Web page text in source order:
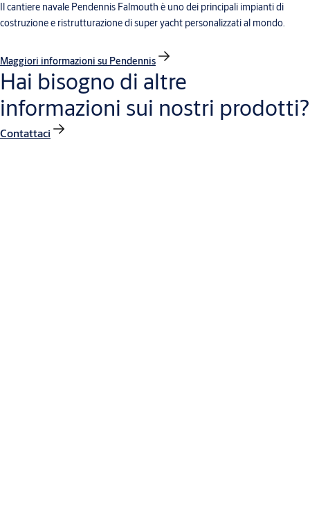
Il cantiere navale Pendennis Falmouth è uno dei principali impianti di
costruzione e ristrutturazione di super yacht personalizzati al mondo.
Maggiori informazioni su Pendennis
Hai bisogno di altre
informazioni sui nostri prodotti?
Contattaci